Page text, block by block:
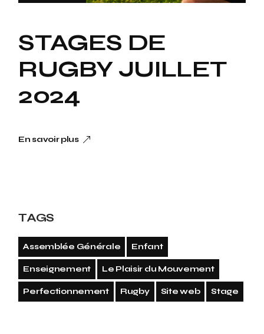
STAGES DE
RUGBY JUILLET
2024
En savoir plus
TAGS
Assemblée Générale Enfant
Enseignement Le Plaisir du Mouvement
Perfectionnement Rugby Site web Stage